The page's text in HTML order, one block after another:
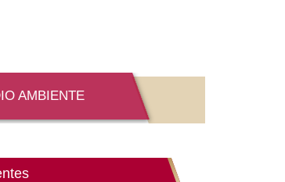
AMBIENTE